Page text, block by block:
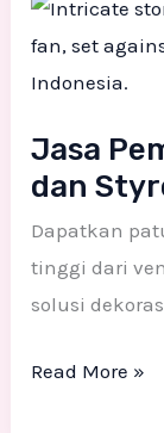
Jasa
dan
Dapatkan
tinggi dari
solusi
Pembuatan
Patung
Fiber
Styrofoam
Read More »